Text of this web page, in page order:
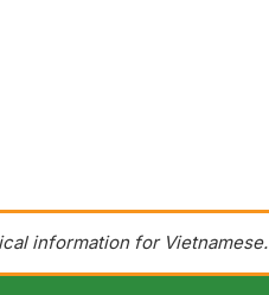
information for Vietnamese.